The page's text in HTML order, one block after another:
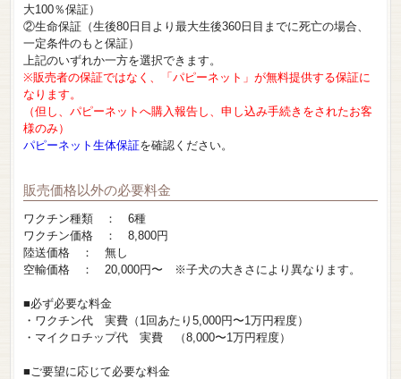
大100％保証）
②生命保証（生後80日目より最大生後360日目までに死亡の場合、
一定条件のもと保証）
上記のいずれか一方を選択できます。
※販売者の保証ではなく、「パピーネット」が無料提供する保証に
なります。
（但し、パピーネットへ購入報告し、申し込み手続きをされたお客
様のみ）
パピーネット生体保証を確認ください。
販売価格以外の必要料金
ワクチン種類 ： 6種
ワクチン価格 ： 8,800円
陸送価格 ： 無し
空輸価格 ： 20,000円〜 ※子犬の大きさにより異なります。
■必ず必要な料金
・ワクチン代 実費（1回あたり5,000円〜1万円程度）
・マイクロチップ代 実費 （8,000〜1万円程度）
■ご要望に応じて必要な料金